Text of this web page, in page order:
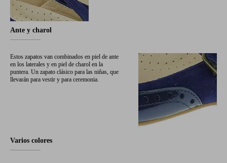
Ante y charol
Estos zapatos van combinados en piel de ante
en los laterales y en piel de charol en la
puntera. Un zapato clásico para las niñas, que
llevarán para vestir y para ceremonia.
Varios colores